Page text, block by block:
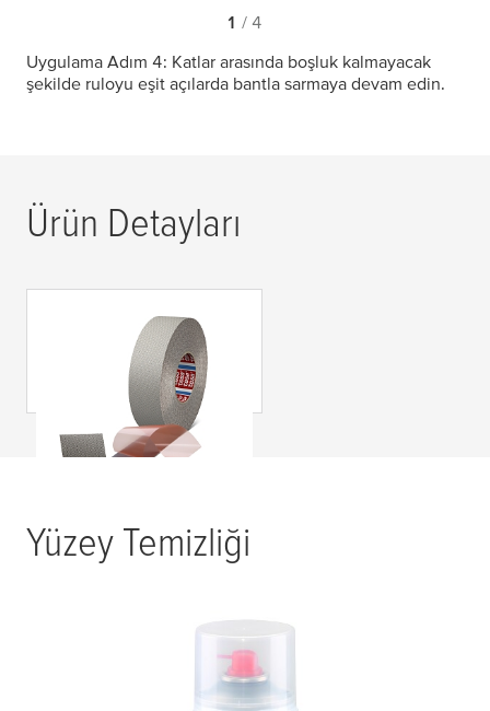
1 / 4
Uygulama Adım 4: Katlar arasında boşluk kalmayacak
şekilde ruloyu eşit açılarda bantla sarmaya devam edin.
Ürün Detayları
® Printer's Friend
4863 PV3
Yüzey Temizliği